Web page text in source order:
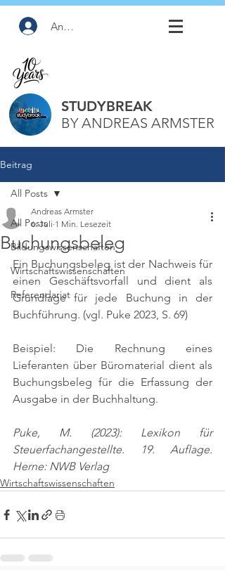
Anmelden
STUDYBREAK
BY ANDREAS ARMSTER
Beitrag
All Posts
Bildungswissenschaften
Wirtschaftswissenschaften
Referendariat
All Posts
Buchungsbeleg
Andreas Armster
6. Juli 1 Min. Lesezeit
Ein Buchungsbeleg ist der Nachweis für
einen Geschäftsvorfall und dient als
Grundlage für jede Buchung in der
Buchführung. (vgl. Puke 2023, S. 69)
Beispiel: Die Rechnung eines
Lieferanten über Büromaterial dient als
Buchungsbeleg für die Erfassung der
Ausgabe in der Buchhaltung.
Puke, M. (2023): Lexikon für
Steuerfachangestellte. 19. Auflage.
Herne: NWB Verlag
Wirtschaftswissenschaften